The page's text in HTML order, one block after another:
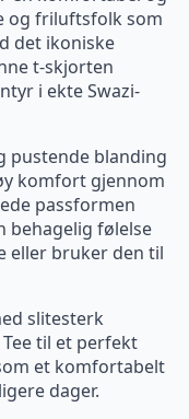
og friluftsfolk som
det ikoniske
t-skjorten
i ekte Swazi-
pustende blanding
komfort gjennom
passformen
behagelig følelse
eller bruker den til
slitesterk
til et perfekt
et komfortabelt
dager.